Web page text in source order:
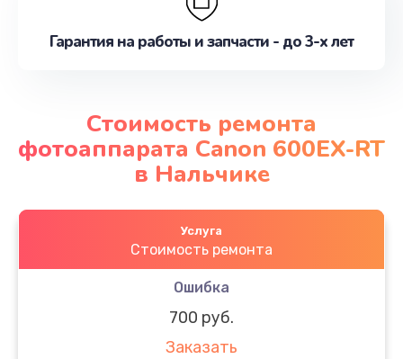
Гарантия на работы и запчасти - до 3-х лет
Стоимость ремонта
фотоаппарата Canon 600EX-RT
в Нальчике
Услуга
Стоимость ремонта
Ошибка
700 руб.
Заказать